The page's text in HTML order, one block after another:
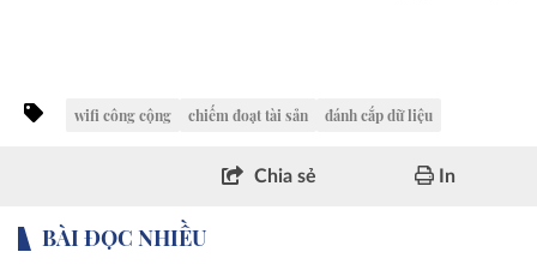
wifi công cộng chiếm đoạt tài sản đánh cắp dữ liệu
Chia sẻ In
BÀI ĐỌC NHIỀU